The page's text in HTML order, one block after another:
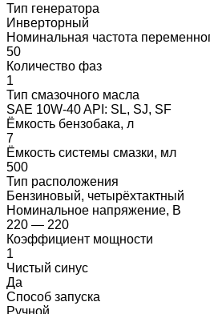
Тип генератора
Инверторный
Номинальная частота
50
Количество фаз
1
Тип смазочного масла
SAE 10W-40 API: SL, SJ, SF
Ёмкость бензобака, л
7
Ёмкость системы смазки, мл
500
Тип расположения
Бензиновый, четырёхтактный
Номинальное напряжение, В
220 — 220
Коэффициент мощности
1
Чистый синус
Да
Способ запуска
Ручной